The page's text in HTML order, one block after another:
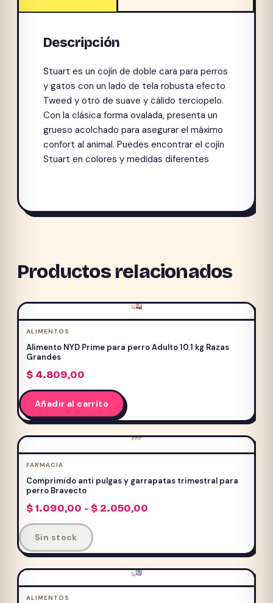
Descripción
Stuart es un cojín de doble cara para perros
y gatos con un lado de tela robusta efecto
Tweed y otro de suave y cálido terciopelo.
Con la clásica forma ovalada, presenta un
grueso acolchado para asegurar el máximo
confort al animal. Puedes encontrar el cojín
Stuart en colores y medidas diferentes
Productos relacionados
ALIMENTOS
Alimento NYD Prime para perro Adulto 10.1 kg Razas
Grandes
$4.809,00
Añadir al carrito
FARMACIA
Comprimido anti pulgas y garrapatas trimestral para
perro Bravecto
$1.090,00 - $2.050,00Rango
$ 1.090,00
hasta
$ 2.050,00
Sin stock
producto
tiene
múltiples
variantes.
ALIMENTOS